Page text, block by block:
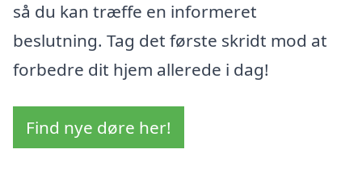
så du kan træffe en informeret
beslutning. Tag det første skridt mod at
forbedre dit hjem allerede i dag!
Find nye døre her!